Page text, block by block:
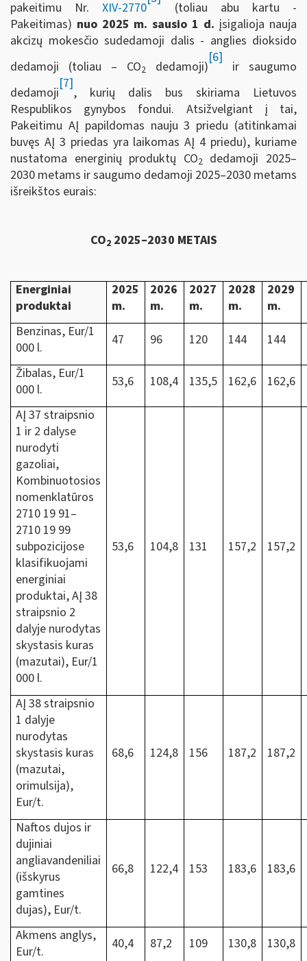
pakeitimu Nr.XIV-2770
(toliau abu kartu -
Pakeitimas) nuo 2025 m. sausio 1 d. įsigalioja nauja
akcizų mokesčio sudedamoji dalis - anglies dioksido
dedamoji (toliau – CO2 dedamoji)
[6]
ir saugumo
dedamoji
[7]
, kurių dalis bus skiriama Lietuvos
Respublikos gynybos fondui. Atsižvelgiant į tai,
Pakeitimu AĮ papildomas nauju 3 priedu (atitinkamai
buvęs AĮ 3 priedas yra laikomas AĮ 4 priedu), kuriame
nustatoma energinių produktų CO2 dedamoji 2025–
2030 metams ir saugumo dedamoji 2025–2030 metams
išreikštos eurais:
CO22025–2030 METAIS
Energiniai
produktai
2025
m.
2026
m.
2027
m.
2028
m.
2029
m.
Benzinas, Eur/1
000 l.
47 96 120 144 144
Žibalas, Eur/1
000 l.
53,6 108,4 135,5 162,6 162,6
AĮ 37 straipsnio
1 ir 2 dalyse
nurodyti
gazoliai,
Kombinuotosios
nomenklatūros
2710 19 91‒
2710 19 99
subpozicijose
klasifikuojami
energiniai
produktai, AĮ 38
straipsnio 2
dalyje nurodytas
skystasis kuras
(mazutai), Eur/1
000 l.
53,6 104,8 131 157,2 157,2
AĮ 38 straipsnio
1 dalyje
nurodytas
skystasis kuras
(mazutai,
orimulsija),
Eur/t.
68,6 124,8 156 187,2 187,2
Naftos dujos ir
dujiniai
angliavandeniliai
(išskyrus
gamtines
dujas), Eur/t.
66,8 122,4 153 183,6 183,6
Akmens anglys,
Eur/t.
40,4 87,2 109 130,8 130,8